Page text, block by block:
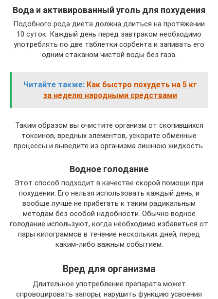
Вода и активированный уголь для похудения
Подобного рода диета должна длиться на протяжении
10 суток. Каждый день перед завтраком необходимо
употреблять по две таблетки сорбента и запивать его
одним стаканом чистой воды без газа.
Читайте также: Как быстро похудеть на 5 кг
за неделю народными средствами
Таким образом вы очистите организм от скопившихся
токсинов, вредных элементов, ускорите обменные
процессы и выведите из организма лишнюю жидкость.
Водное голодание
Этот способ подходит в качестве скорой помощи при
похудении. Его нельзя использовать каждый день, и
вообще лучше не прибегать к таким радикальным
методам без особой надобности. Обычно водное
голодание используют, когда необходимо избавиться от
пары килограммов в течение нескольких дней, перед
каким-либо важным событием.
Вред для организма
Длительное употребление препарата может
спровоцировать запоры, нарушить функцию усвоения